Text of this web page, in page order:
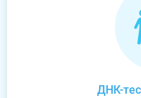
ДНК-